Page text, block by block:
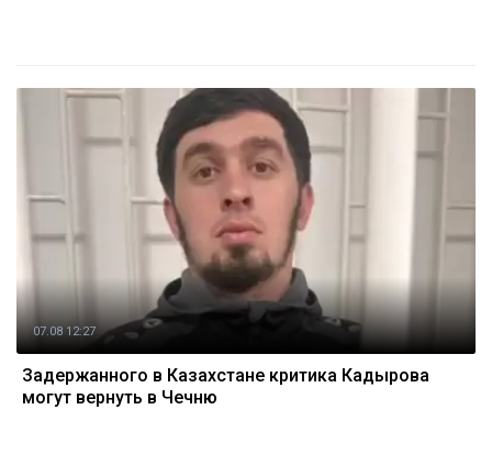
07.08 12:27
Задержанного в Казахстане критика Кадырова
могут вернуть в Чечню